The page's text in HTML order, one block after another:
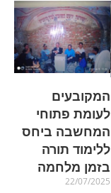
המקובעים
לעומת פתוחי
המחשבה ביחס
ללימוד תורה
בזמן מלחמה
22/07/2025